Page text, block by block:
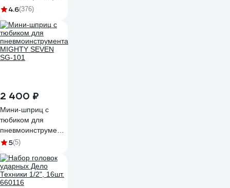
ПВХ ECO AHF-1010
4.6(376)
2 400 ₽
Мини-шприц с
тюбиком для
пневмоинструмента
MIGHTY SEVEN
5(5)